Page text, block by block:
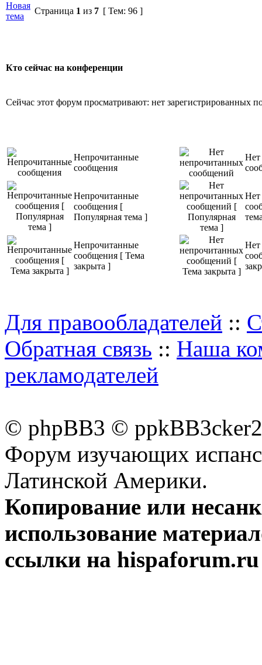
Новая
тема
Страница 1 из 7 [ Тем: 96 ]
Кто сейчас на конференции
Сейчас этот форум просматривают: нет зарегистрированных
Непрочитанные
сообщения
Нет
Непрочитанные
сообщения [
Популярная тема ]
Нет
Непрочитанные
сообщения [ Тема
закрыта ]
Нет
Для правообладателей ::
Обратная связь :: Наша
рекламодателей
© phpBB3 ©
Форум изучающих
Латинской Америки.
Копирование или
использование
ссылки на hispaforum.ru